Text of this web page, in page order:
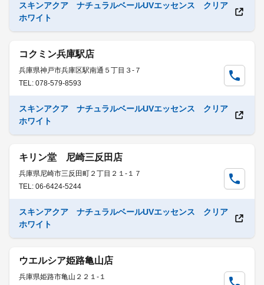
スキンアクア ナチュラルベールUVエッセンス クリア
ホワイト
コクミン兵庫駅店
兵庫県神戸市兵庫区駅南通５丁目３-７
TEL: 078-579-8593
スキンアクア ナチュラルベールUVエッセンス クリア
ホワイト
キリン堂 尼崎三反田店
兵庫県尼崎市三反田町２丁目２１-１７
TEL: 06-6424-5244
スキンアクア ナチュラルベールUVエッセンス クリア
ホワイト
ウエルシア姫路亀山店
兵庫県姫路市亀山２２１-１